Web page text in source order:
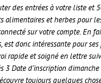
des entrées à votre liste
alimentaires et herbes pour
sur votre compte. En
donc intéressante pour
rapide et soigné en lettre
3 Date d’inscription
toujours quelques